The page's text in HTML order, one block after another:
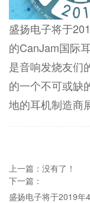
盛扬电子将于
的CanJam国际
是音响发烧友们
的一个不可或缺
地的耳机制造商
上一篇：没有了！
下一篇：
盛扬电子将于2019年